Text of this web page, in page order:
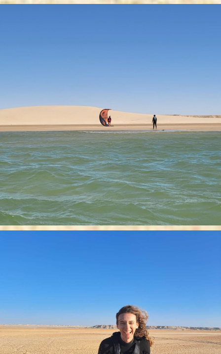
RÉSERVER
Attention votre demande de réservation est soumise à validation
par nos équipes.
En effet, nous devons être sûr que toutes les conditions (météo,